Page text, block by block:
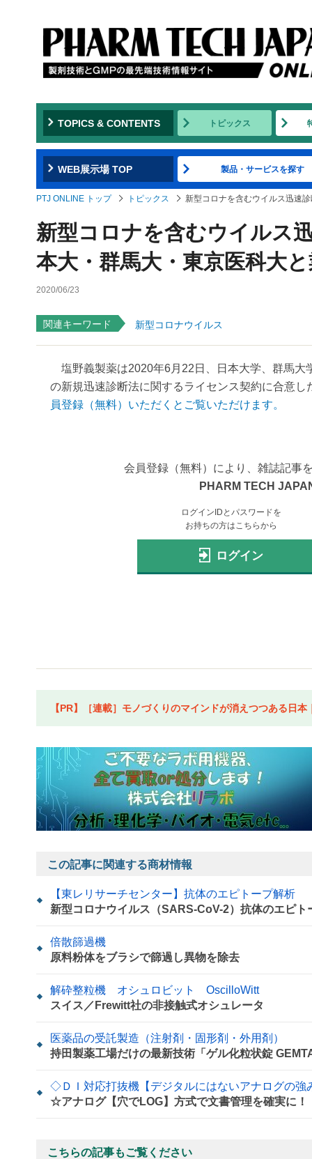
TOPICS & CONTENTS トピックス
WEB展示場 TOP 製品・サービスを探す
PTJ ONLINE トップ トピックス 新型コロナを含むウイルス迅速
新型コロナを含むウイルス
本大・群馬大・東京医科大
2020/06/23
関連キーワード 新型コロナウイルス
塩野義製薬は2020年6月22日、日本大学、群馬大
の新規迅速診断法に関するライセンス契約に合意
員登録（無料）いただくとご覧いただけます。
会員登録（無料）により、雑誌記事
PHARM TECH
ログインIDとパスワードを
お持ちの方はこちらから
ログイン
【PR】［連載］モノづくりのマインドが消えつつある日
この記事に関連する商材情報
【東レリサーチセンター】抗体のエピトープ解析
新型コロナウイルス（SARS-CoV-2）抗体のエピト
倍散篩過機
原料粉体をブラシで篩過し異物を除去
解砕整粒機 オシュロビット OscilloWitt
スイス／Frewitt社の非接触式オシュレータ
医薬品の受託製造（注射剤・固形剤・外用剤）
持田製薬工場だけの最新技術「ゲル化粒状錠
◇ＤＩ対応打抜機【デジタルにはない
☆アナログ【穴でLOG】方式で文書管理を確実に！
こちらの記事もご覧ください